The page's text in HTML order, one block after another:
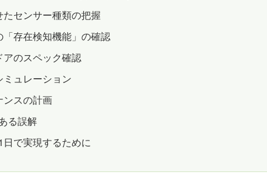
センサー種類の把握
存在検知機能」の確認
のスペック確認
ュレーション
ンスの計画
る誤解
で実現するために